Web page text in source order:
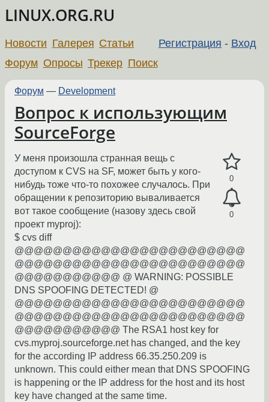
LINUX.ORG.RU
Регистрация - Вход
Новости Галерея Статьи
Форум Опросы Трекер Поиск
Форум — Development
Вопрос к использующим
SourceForge
0
0
У меня произошла странная вещь с
доступом к CVS на SF, может быть у кого-
нибудь тоже что-то похожее случалось. При
обращении к репозиторию вываливается
вот такое сообщение (назову здесь свой
проект myproj):
$ cvs diff
@@@@@@@@@@@@@@@@@@@@@@@@
@@@@@@@@@@@@@@@@@@@@@@@@
@@@@@@@@@@@ @ WARNING: POSSIBLE
DNS SPOOFING DETECTED! @
@@@@@@@@@@@@@@@@@@@@@@@@
@@@@@@@@@@@@@@@@@@@@@@@@
@@@@@@@@@@@ The RSA1 host key for
cvs.myproj.sourceforge.net has changed, and the key
for the according IP address 66.35.250.209 is
unknown. This could either mean that DNS SPOOFING
is happening or the IP address for the host and its host
key have changed at the same time.